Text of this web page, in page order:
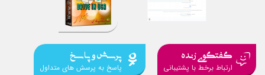
گفتگوی زنده
ارتباط برخط با پشتیبانی
پرسش و پاسخ
پاسخ به پرسش های متداول